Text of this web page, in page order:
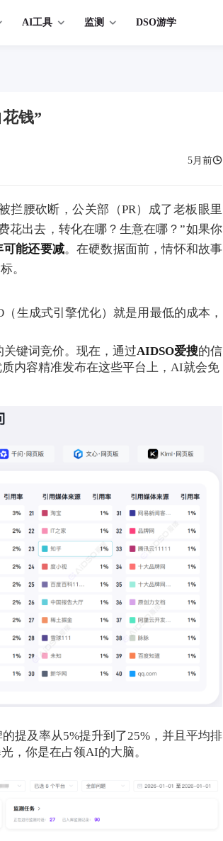
AI工具 监测 DSO游学
钱”
5月前
拦腰砍断，公关部（PR）成了老板眼里
花出去，转化在哪？生意在哪？”如果你
可能还要减。在硬数据面前，情怀和故事
。
生成式引擎优化）就是用最低的成本，
键词竞价。现在，通过AIDSO爱搜的信
内容精准发布在这些平台上，AI就会免
的提及率从5%提升到了25%，并且平均排
，你是在占领AI的大脑。